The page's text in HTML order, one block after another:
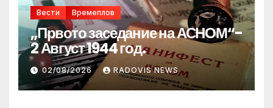
Вести Времеплов
„Првото заседание на АСНОМ“-
2 Август 1944 год.
02/08/2026 RADOVIS NEWS